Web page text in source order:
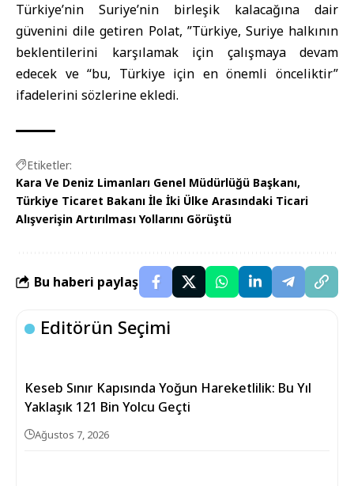
Türkiye’nin Suriye’nin birleşik kalacağına dair
güvenini dile getiren Polat, ”Türkiye, Suriye halkının
beklentilerini karşılamak için çalışmaya devam
edecek ve “bu, Türkiye için en önemli önceliktir”
ifadelerini sözlerine ekledi.
Etiketler:
Kara Ve Deniz Limanları Genel Müdürlüğü Başkanı
Türkiye Ticaret Bakanı İle İki Ülke Arasındaki Ticari
Alışverişin Artırılması Yollarını Görüştü
Bu haberi paylaş
Editörün Seçimi
Keseb Sınır Kapısında Yoğun Hareketlilik: Bu Yıl
Yaklaşık 121 Bin Yolcu Geçti
Ağustos 7, 2026